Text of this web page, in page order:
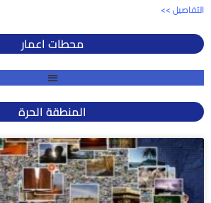
<< التفاصيل
محطات اعمار
المنطقة الحرة